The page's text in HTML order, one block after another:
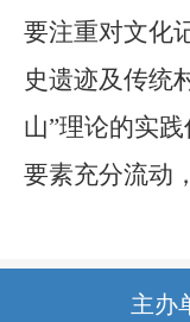
要注重对文化
史遗迹及传统
山”理论的实
要素充分流动
主办